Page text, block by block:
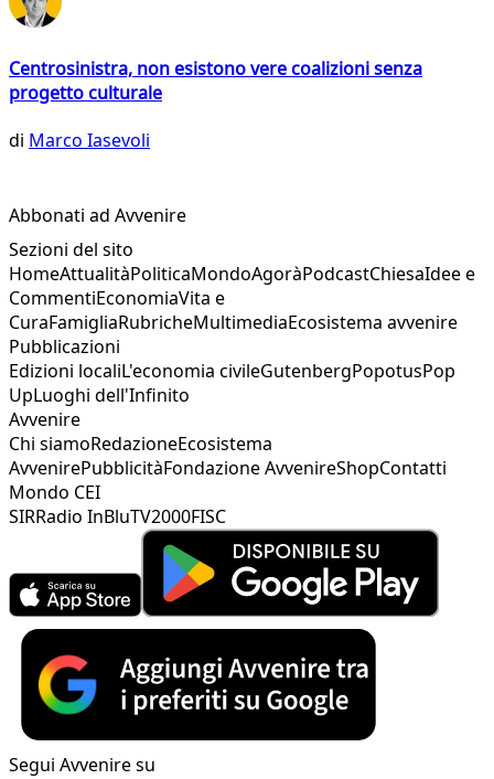
Centrosinistra, non esistono vere coalizioni senza
progetto culturale
di Marco Iasevoli
Abbonati ad Avvenire
Sezioni del sito
HomeAttualitàPoliticaMondoAgoràPodcastChiesaIdee e
CommentiEconomiaVita e
CuraFamigliaRubricheMultimediaEcosistema avvenire
Pubblicazioni
Edizioni localiL'economia civileGutenbergPopotusPop
UpLuoghi dell'Infinito
Avvenire
Chi siamoRedazioneEcosistema
AvvenirePubblicitàFondazione AvvenireShopContatti
Mondo CEI
SIRRadio InBluTV2000FISC
Segui Avvenire su